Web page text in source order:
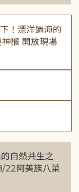
！漂洋過海的
猴 開放現場
自然共生之
22阿美族八菜